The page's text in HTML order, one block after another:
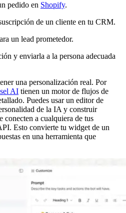
pedido en Shopify.
de un cliente en tu CRM.
un lead prometedor.
y enviarla a la persona adecuada
una personalización real. Por
AI tienen un motor de flujos de
Puedes usar un editor de
de la IA y construir
conecten a cualquiera de tus
Esto convierte tu widget de un
en una herramienta que